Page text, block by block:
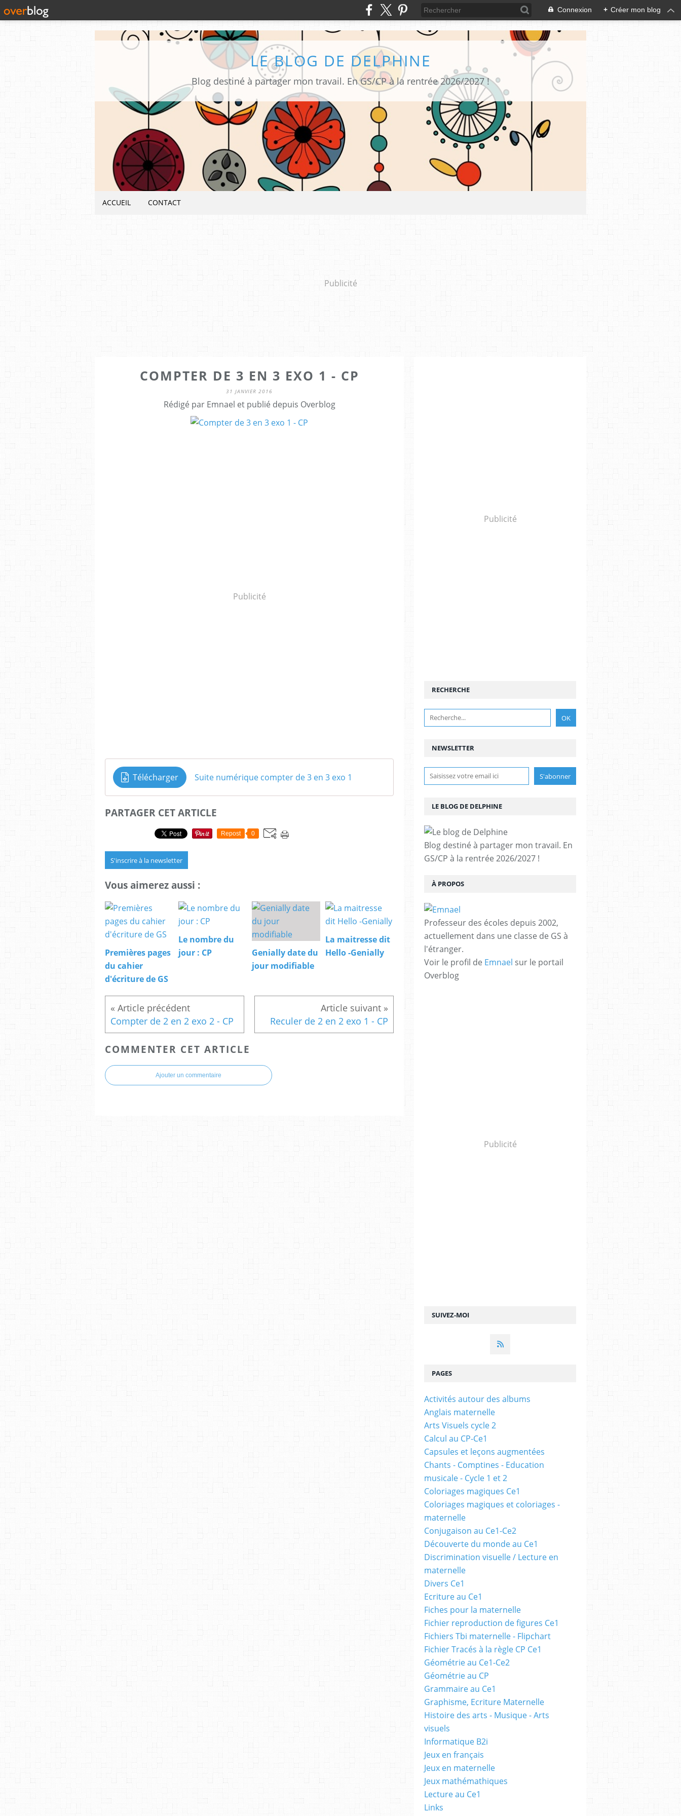
Connexion + Créer mon blog
LE BLOG DE DELPHINE
Blog destiné à partager mon travail. En GS/CP à la rentrée 2026/2027 !
ACCUEIL CONTACT
Publicité
COMPTER DE 3 EN 3 EXO 1 - CP
31 JANVIER 2016
Rédigé par Emnael et publié depuis Overblog
Publicité
Télécharger Suite numérique compter de 3 en 3 exo 1
PARTAGER CET ARTICLE
Repost 0
S'inscrire à la newsletter
Vous aimerez aussi :
Premières pages
du cahier
d'écriture de GS
Le nombre du
jour : CP
Genially date du
jour modifiable
La maitresse dit
Hello -Genially
Compter de 2 en 2 exo 2 - CP Reculer de 2 en 2 exo 1 - CP
COMMENTER CET ARTICLE
Ajouter un commentaire
Publicité
NEWSLETTER
SUIVEZ-MOI
RECHERCHE
LE BLOG DE DELPHINE
Blog destiné à partager mon travail. En
GS/CP à la rentrée 2026/2027 !
À PROPOS
Professeur des écoles depuis 2002,
actuellement dans une classe de GS à
l'étranger.
Voir le profil de Emnael sur le portail
Overblog
Publicité
PAGES
Activités autour des albums
Anglais maternelle
Arts Visuels cycle 2
Calcul au CP-Ce1
Capsules et leçons augmentées
Chants - Comptines - Education
musicale - Cycle 1 et 2
Coloriages magiques Ce1
Coloriages magiques et coloriages -
maternelle
Conjugaison au Ce1-Ce2
Découverte du monde au Ce1
Discrimination visuelle / Lecture en
maternelle
Divers Ce1
Ecriture au Ce1
Fiches pour la maternelle
Fichier reproduction de figures Ce1
Fichiers Tbi maternelle - Flipchart
Fichier Tracés à la règle CP Ce1
Géométrie au Ce1-Ce2
Géométrie au CP
Grammaire au Ce1
Graphisme, Ecriture Maternelle
Histoire des arts - Musique - Arts
visuels
Informatique B2i
Jeux en français
Jeux en maternelle
Jeux mathémathiques
Lecture au Ce1
Links